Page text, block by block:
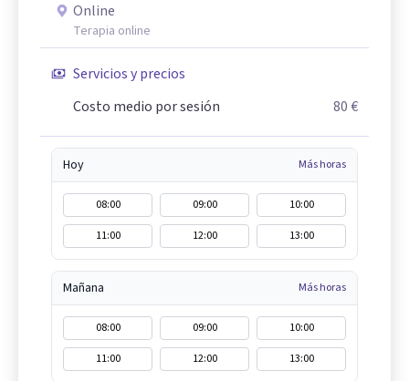
Online
Terapia online
Servicios y precios
Costo medio por sesión
80 €
Hoy Más horas
08:00 09:00
10:00
11:00
12:00 13:00
Mañana Más horas
08:00 09:00
10:00
11:00
12:00 13:00